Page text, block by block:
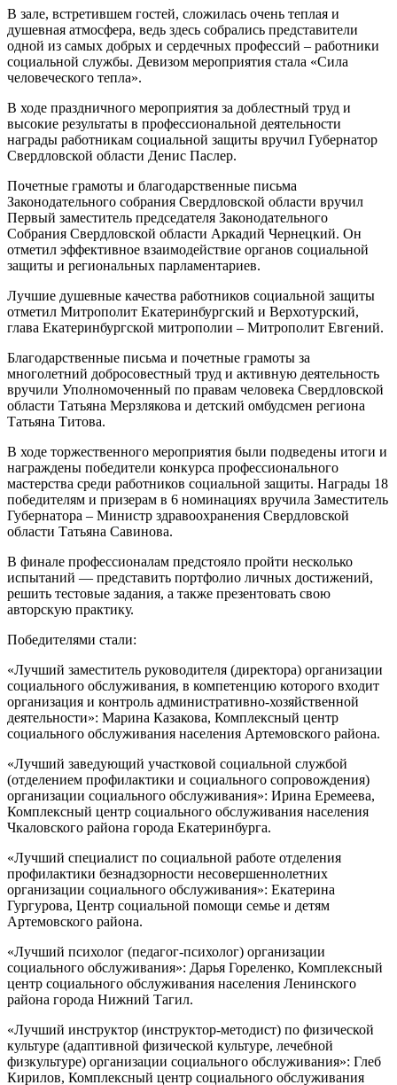
В зале, встретившем гостей, сложилась очень теплая и
душевная атмосфера, ведь здесь собрались представители
одной из самых добрых и сердечных профессий – работники
социальной службы. Девизом мероприятия стала «Сила
человеческого тепла».
В ходе праздничного мероприятия за доблестный труд и
высокие результаты в профессиональной деятельности
награды работникам социальной защиты вручил Губернатор
Свердловской области Денис Паслер.
Почетные грамоты и благодарственные письма
Законодательного собрания Свердловской области вручил
Первый заместитель председателя Законодательного
Собрания Свердловской области Аркадий Чернецкий. Он
отметил эффективное взаимодействие органов социальной
защиты и региональных парламентариев.
Лучшие душевные качества работников социальной защиты
отметил Митрополит Екатеринбургский и Верхотурский,
глава Екатеринбургской митрополии – Митрополит Евгений.
Благодарственные письма и почетные грамоты за
многолетний добросовестный труд и активную деятельность
вручили Уполномоченный по правам человека Свердловской
области Татьяна Мерзлякова и детский омбудсмен региона
Татьяна Титова.
В ходе торжественного мероприятия были подведены итоги и
награждены победители конкурса профессионального
мастерства среди работников социальной защиты. Награды 18
победителям и призерам в 6 номинациях вручила Заместитель
Губернатора – Министр здравоохранения Свердловской
области Татьяна Савинова.
В финале профессионалам предстояло пройти несколько
испытаний — представить портфолио личных достижений,
решить тестовые задания, а также презентовать свою
авторскую практику.
Победителями стали:
«Лучший заместитель руководителя (директора) организации
социального обслуживания, в компетенцию которого входит
организация и контроль административно-хозяйственной
деятельности»: Марина Казакова, Комплексный центр
социального обслуживания населения Артемовского района.
«Лучший заведующий участковой социальной службой
(отделением профилактики и социального сопровождения)
организации социального обслуживания»: Ирина Еремеева,
Комплексный центр социального обслуживания населения
Чкаловского района города Екатеринбурга.
«Лучший специалист по социальной работе отделения
профилактики безнадзорности несовершеннолетних
организации социального обслуживания»: Екатерина
Гургурова, Центр социальной помощи семье и детям
Артемовского района.
«Лучший психолог (педагог-психолог) организации
социального обслуживания»: Дарья Гореленко, Комплексный
центр социального обслуживания населения Ленинского
района города Нижний Тагил.
«Лучший инструктор (инструктор-методист) по физической
культуре (адаптивной физической культуре, лечебной
физкультуре) организации социального обслуживания»: Глеб
Кирилов, Комплексный центр социального обслуживания